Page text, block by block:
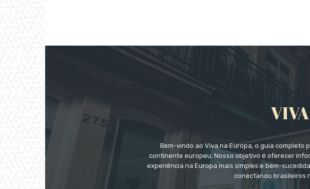
Bem-vindo ao Viva na Europa, o guia
continente europeu. Nosso objetivo é oferecer
experiência na Europa mais simples e bem-
conectando brasileiros